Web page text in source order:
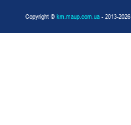
Copyright © km.maup.com.ua - 2013-2026